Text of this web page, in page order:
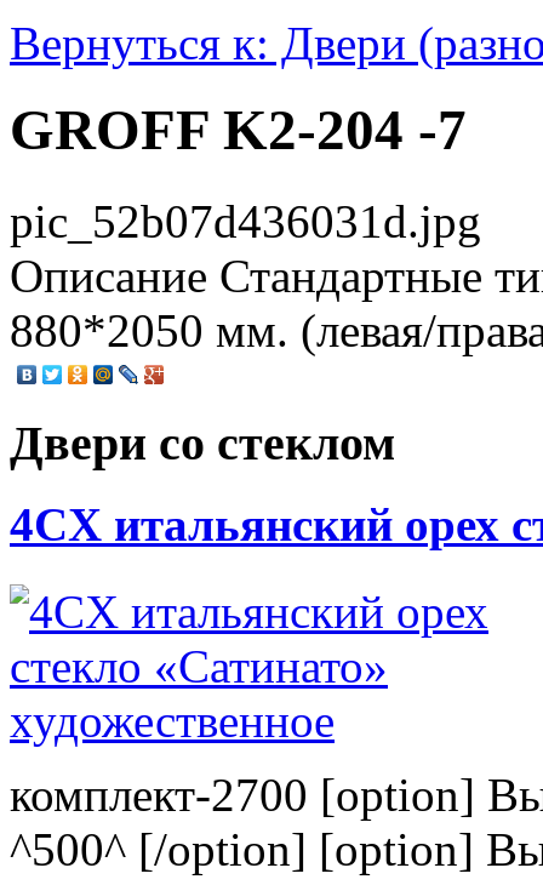
Вернуться к: Двери
GROFF K2-204 -7
pic_52b07d436031d.jpg
Описание Стандартные
880*2050 мм. (левая/
Двери со стеклом
4CХ итальянский орех
комплект-2700 [option]
^500^ [/option] [option]